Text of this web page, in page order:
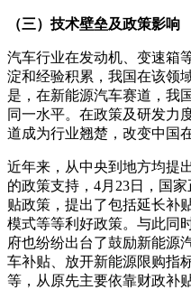
（三）技术壁垒及政策影响
汽车行业在发动机、变速箱
淀和经验积累，我国在该领
是，在新能源汽车赛道，我
同一水平。在政策及研发力
道成为行业翘楚，改变中国
近年来，从中央到地方均提
的政策支持，4月23日，国
贴政策，提出了包括延长补
模式等等利好政策。与此同
府也纷纷出台了鼓励新能源
车补贴、放开新能源限购指
等，从原先主要依靠财政补